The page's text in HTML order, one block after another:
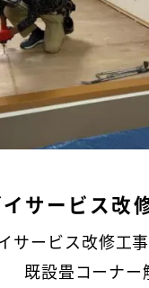
サービス改
サービス改修工
既設畳コーナー